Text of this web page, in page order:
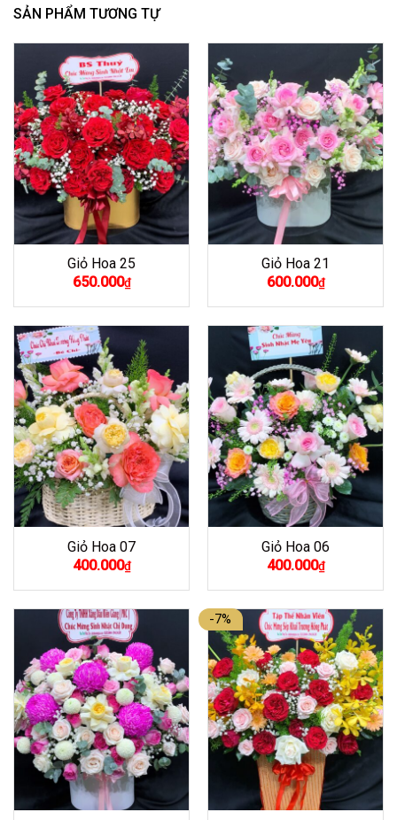
SẢN PHẨM TƯƠNG TỰ
Giỏ Hoa 25
650.000₫
Giỏ Hoa 21
600.000₫
Giỏ Hoa 07
400.000₫
Giỏ Hoa 06
400.000₫
-7%